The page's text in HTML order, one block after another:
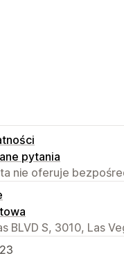
pytania
nie oferuje
BLVD S, 3010, Las